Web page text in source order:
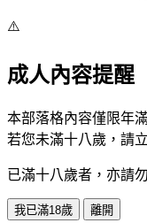
⚠️
成人內容提醒
本部落格內容僅限年
若您未滿十八歲，請
已滿十八歲者，亦請
我已滿18歲 離開